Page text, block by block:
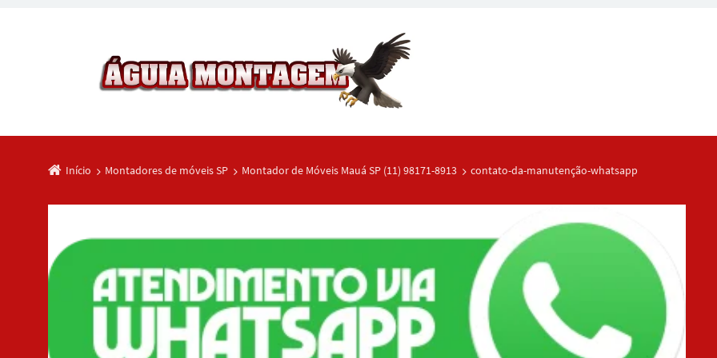
Início Montadores de móveis SP Montador de Móveis Mauá SP (11) 98171-8913 contato-da-manutenção-whatsapp